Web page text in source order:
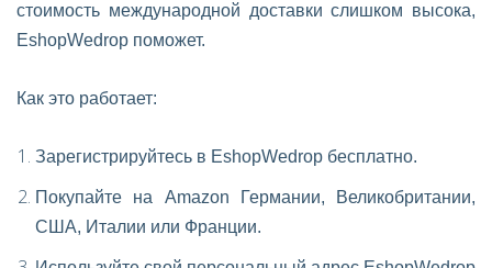
стоимость международной доставки слишком высока,
EshopWedrop поможет.
Как это работает:
Зарегистрируйтесь в EshopWedrop бесплатно.
Покупайте на Amazon Германии, Великобритании,
США, Италии или Франции.